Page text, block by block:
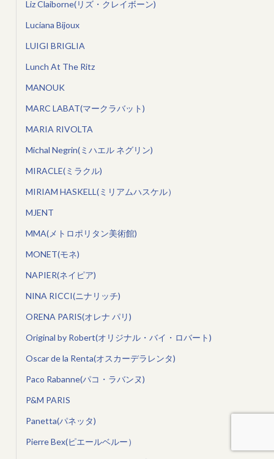
Liz Claiborne(リズ・クレイボーン)
Luciana Bijoux
LUIGI BRIGLIA
Lunch At The Ritz
MANOUK
MARC LABAT(マークラバット)
MARIA RIVOLTA
Michal Negrin(ミハエル ネグリン)
MIRACLE(ミラクル)
MIRIAM HASKELL(ミリアムハスケル）
MJENT
MMA(メトロポリタン美術館)
MONET(モネ)
NAPIER(ネイピア)
NINA RICCI(ニナリッチ)
ORENA PARIS(オレナ パリ)
Original by Robert(オリジナル・バイ・ロバート)
Oscar de la Renta(オスカーデラレンタ)
Paco Rabanne(パコ・ラバンヌ)
P&M PARIS
Panetta(パネッタ)
Pierre Bex(ピエールベルー）